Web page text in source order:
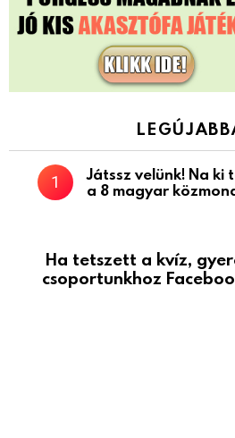
Játssz velünk! Na ki
a 8 magyar
Ha tetszett a kvíz,
csoportunkhoz